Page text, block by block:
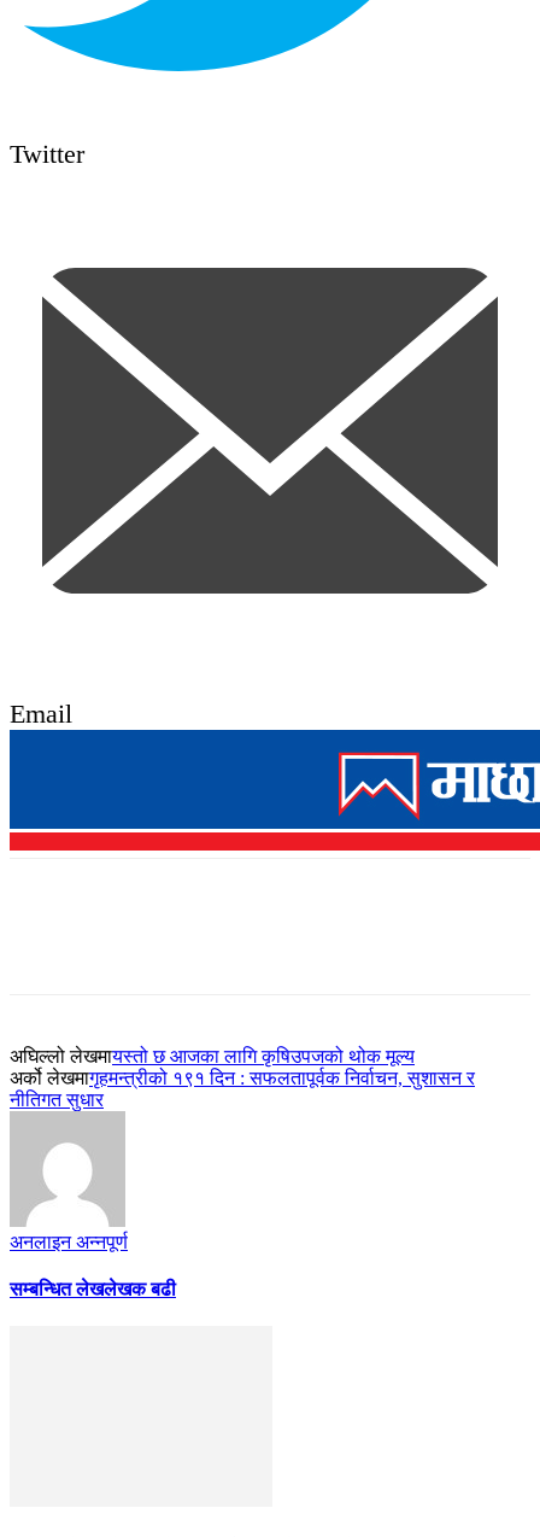
Twitter
Email
अघिल्लो लेखमायस्तो छ आजका लागि कृषिउपजको थोक मूल्य
अर्को लेखमागृहमन्त्रीको १९१ दिन : सफलतापूर्वक निर्वाचन, सुशासन र
नीतिगत सुधार
अनलाइन अन्नपूर्ण
सम्बन्धित लेखलेखक बढी